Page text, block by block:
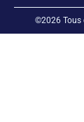
©2026 Tous